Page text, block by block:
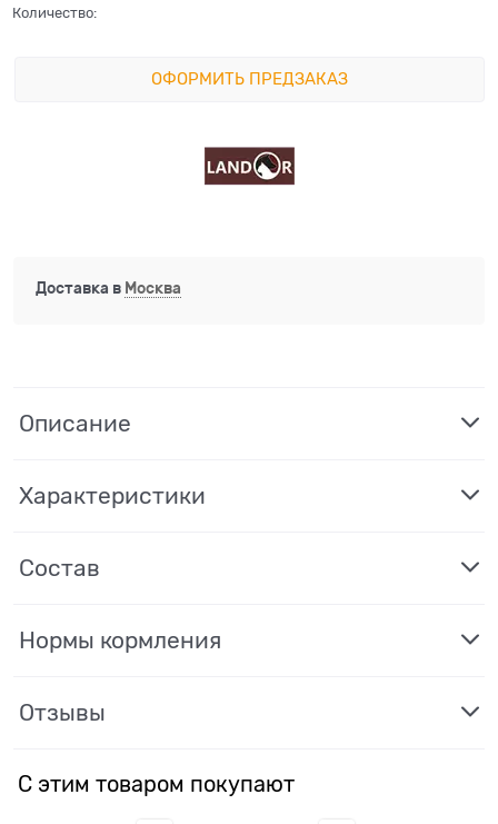
Количество:
ОФОРМИТЬ ПРЕДЗАКАЗ
Доставка в Москва
Описание
Характеристики
Состав
Нормы кормления
Отзывы
С этим товаром покупают